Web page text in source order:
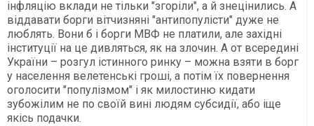
інфляцію вклади не тільки "згоріли", а й знецінились. А
віддавати борги вітчизняні "антипопулісти" дуже не
люблять. Вони б і борги МВФ не платили, але західні
інституції на це дивляться, як на злочин. А от всередині
України – розгул істинного ринку – можна взяти в борг
у населення велетенські гроші, а потім їх повернення
оголосити "популізмом" і як милостиню кидати
зубожілим не по своїй вині людям субсидії, або іще
якісь подачки.